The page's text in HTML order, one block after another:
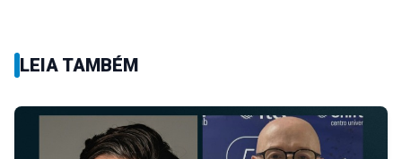
LEIA TAMBÉM